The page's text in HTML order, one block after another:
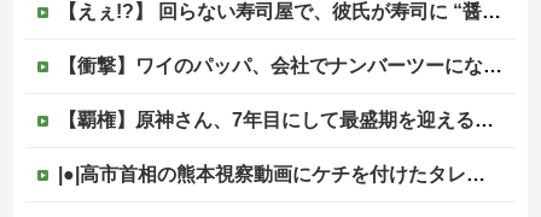
【えぇ!?】 回らない寿司屋で、彼氏が寿司に “醤油” つけてた→私「は？30にもなって、醤油つけるとか恥ずかしい！ドン引き！低レベル!! 回転寿司しか行ったことない人はこれだから…」
【衝撃】ワイのパッパ、会社でナンバーツーになった結果ｗｗｗｗｗｗｗｗｗｗ
【覇権】原神さん、7年目にして最盛期を迎えるｗｗｗｗｗｗｗｗｗｗ
|●|高市首相の熊本視察動画にケチを付けたタレント、「正体バレバレよな」と黒電話の呼び方であっさりと……